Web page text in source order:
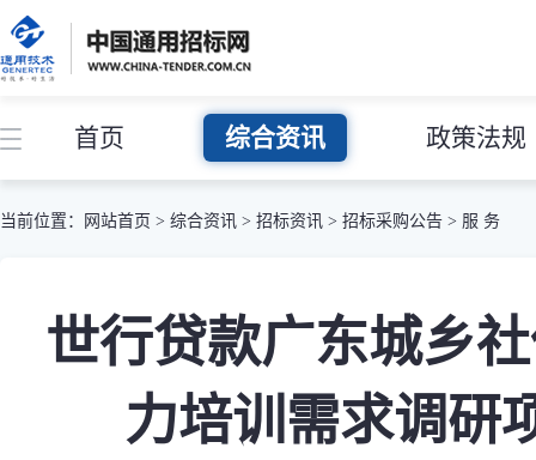
首页 综合资讯 政策法规
当前位置： 网站首页 > 综合资讯 > 招标资讯 > 招标采购公告 > 服 务
世行贷款广东城乡
力培训需求调研